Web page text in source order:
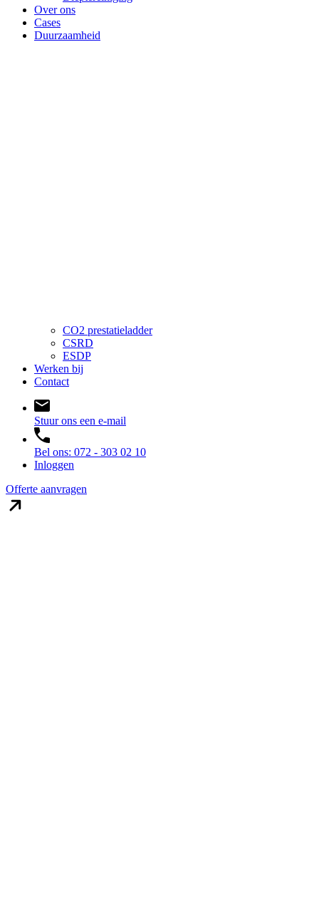
Over ons
Cases
Duurzaamheid
CO2 prestatieladder
CSRD
ESDP
Werken bij
Contact
Stuur ons een e-mail
Bel ons: 072 - 303 02 10
Inloggen
Offerte aanvragen